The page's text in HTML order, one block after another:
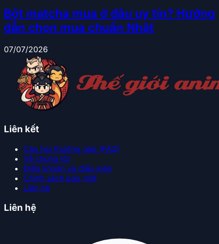
Bột matcha mua ở đâu uy tín? Hướng
dẫn chọn mua chuẩn Nhật
07/07/2026
Liên kết
Câu hỏi thường gặp (FAQ)
Về chúng tôi
Điều khoản và điều kiện
Chính sách bảo mật
Liên hệ
Liên hệ